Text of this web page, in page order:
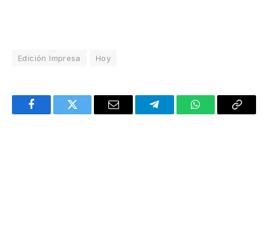
Edición Impresa Hoy
FacebookTwitter Email TelegramWhatsAppCopy